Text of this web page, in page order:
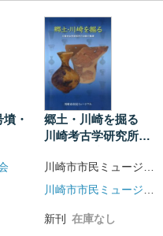
・
郷土・川崎を掘る
川崎考古学研究所の
新刊 在庫なし